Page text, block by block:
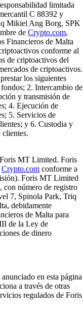
limitada
C 88392 y
Mikiel Ang Borg, SPK
de Crypto.com,
Financieros de Malta
conforme al
de criptoactivos del
de criptoactivos.
los siguientes
2. Intercambio de
y transmisión de
4. Ejecución de
5. Servicios de
y 6. Custodia y
MT Limited. Foris
Crypto.com conforme a
Foris MT Limited
con número de registro
7, Spinola Park, Triq
debidamente
de Malta para
de la Ley de
de dinero
en esta página
a través de otras
regulados de Foris